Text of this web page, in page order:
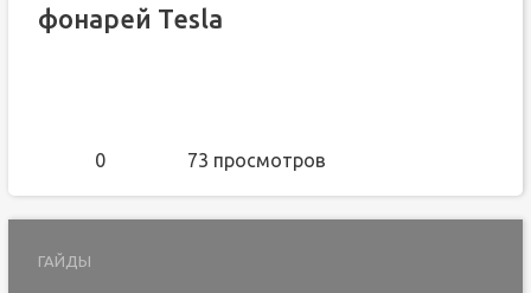
фонарей Tesla
0 73 просмотров
ГАЙДЫ